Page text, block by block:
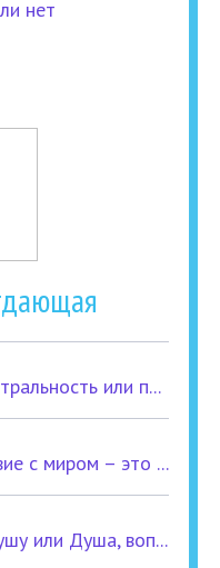
нет
или п...
с миром – это ...
или Душа, воп...